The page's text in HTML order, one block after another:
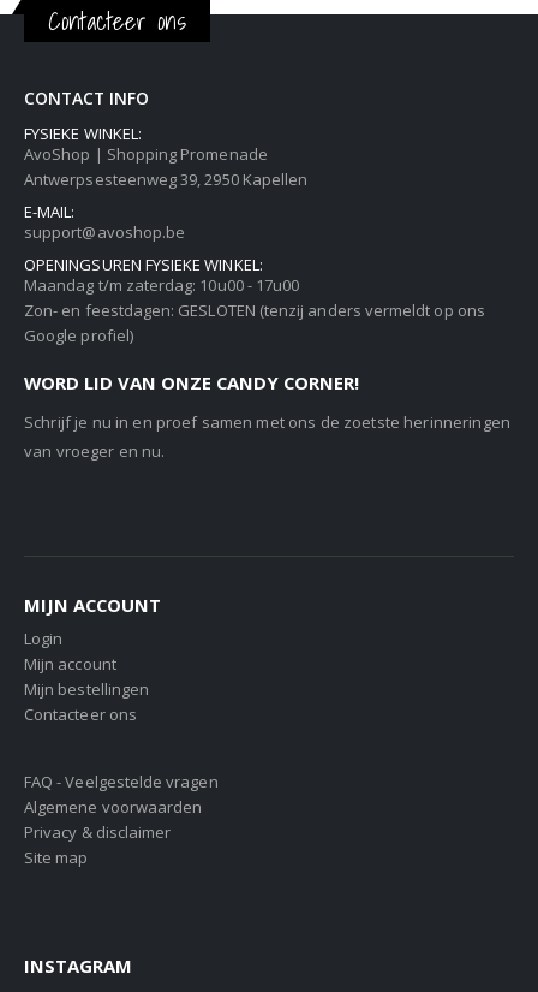
Contacteer ons
CONTACT INFO
FYSIEKE WINKEL:
AvoShop | Shopping Promenade
Antwerpsesteenweg 39, 2950 Kapellen
E-MAIL:
support@avoshop.be
OPENINGSUREN FYSIEKE WINKEL:
Maandag t/m zaterdag: 10u00 - 17u00
Zon- en feestdagen: GESLOTEN (tenzij anders vermeldt op ons
Google profiel)
WORD LID VAN ONZE CANDY CORNER!
Schrijf je nu in en proef samen met ons de zoetste herinneringen
van vroeger en nu.
MIJN ACCOUNT
Login
Mijn account
Mijn bestellingen
Contacteer ons
FAQ - Veelgestelde vragen
Algemene voorwaarden
Privacy & disclaimer
Site map
INSTAGRAM